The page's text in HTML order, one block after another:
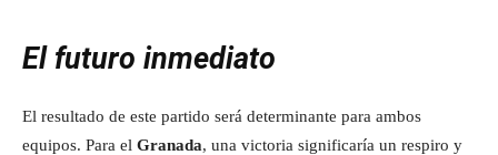
El futuro inmediato
El resultado de este partido será determinante para ambos
equipos. Para el Granada, una victoria significaría un respiro y